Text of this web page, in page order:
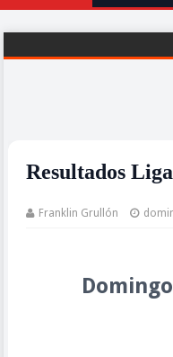
Resultados
Franklin Grullón